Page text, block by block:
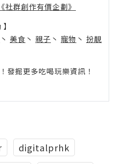
社群創作有價企劃》
丶 美食 丶 親子 丶 寵物 丶 扮靚
掘更多吃喝玩樂資訊！
digitalprhk